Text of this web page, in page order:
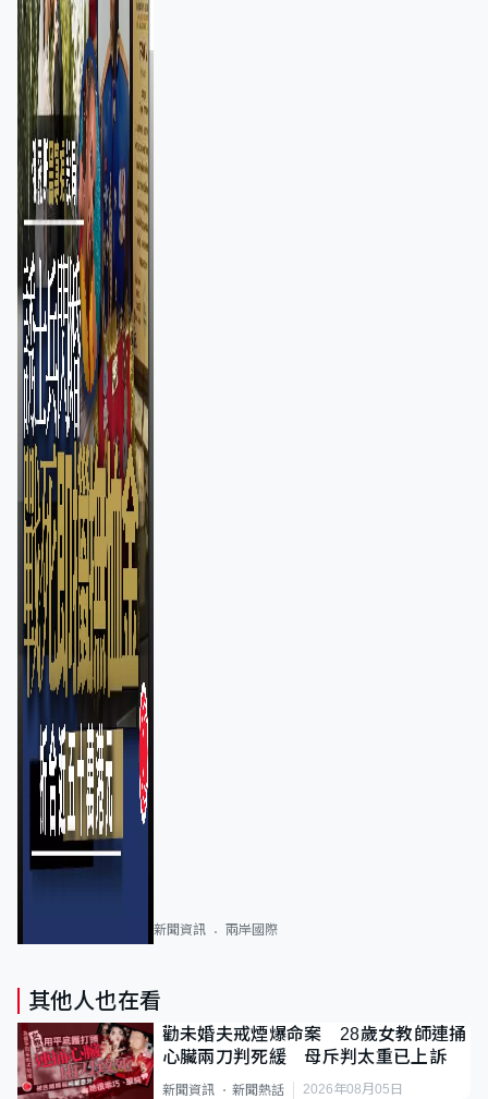
新聞資訊 兩岸國際
其他人也在看
勸未婚夫戒煙爆命案 28歲女教師連捅
心臟兩刀判死緩 母斥判太重已上訴
新聞資訊 新聞熱話 2026年08月05日